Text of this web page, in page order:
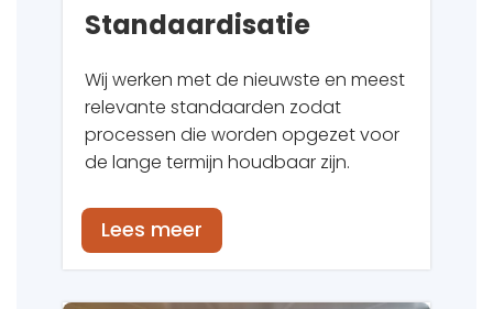
Standaardisatie
Wij werken met de nieuwste en meest
relevante standaarden zodat
processen die worden opgezet voor
de lange termijn houdbaar zijn.
Lees meer